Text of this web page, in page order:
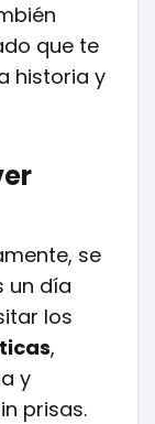
que te
historia y
se
un día
los
,
y
prisas.